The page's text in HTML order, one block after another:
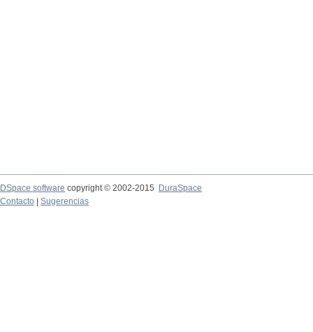
DSpace software copyright © 2002-2015
DuraSpace
Contacto
Sugerencias